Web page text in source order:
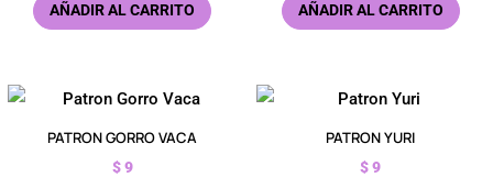
AÑADIR AL CARRITO AÑADIR AL CARRITO
PATRON GORRO VACA
$9
PATRON YURI
$9